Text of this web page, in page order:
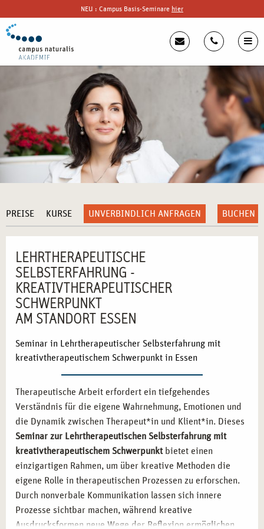
NEU : Campus Basis-Seminare hier
PREISE KURSE UNVERBINDLICH ANFRAGEN BUCHEN
LEHRTHERAPEUTISCHE
SELBSTERFAHRUNG -
KREATIVTHERAPEUTISCHER
SCHWERPUNKT
AM STANDORT ESSEN
Seminar in Lehrtherapeutischer Selbsterfahrung mit
kreativtherapeutischem Schwerpunkt in Essen
Therapeutische Arbeit erfordert ein tiefgehendes
Verständnis für die eigene Wahrnehmung, Emotionen und
die Dynamik zwischen Therapeut*in und Klient*in. Dieses
Seminar zur Lehrtherapeutischen Selbsterfahrung mit
kreativtherapeutischem Schwerpunktbietet einen
einzigartigen Rahmen, um über kreative Methoden die
eigene Rolle in therapeutischen Prozessen zu erforschen.
Durch nonverbale Kommunikation lassen sich innere
Prozesse sichtbar machen, während kreative
Ausdrucksformen neue Wege der Reflexion ermöglichen.